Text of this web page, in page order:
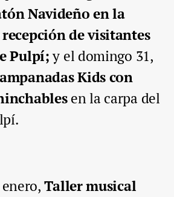
Navideñoen la
de visitantes
Pulpí;y el domingo 31,
Kids con
en la carpa del
Taller musical